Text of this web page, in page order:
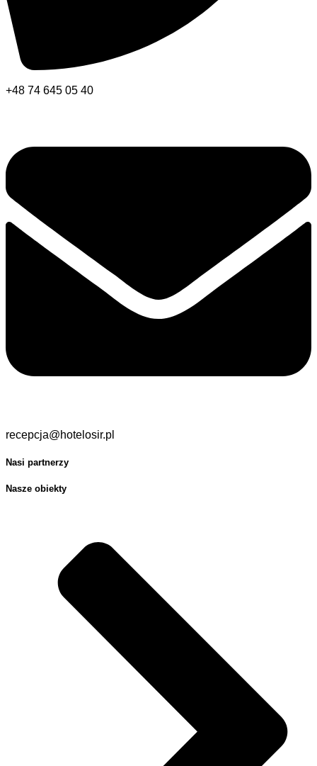
+48 74 645 05 40
recepcja@hotelosir.pl
Nasi partnerzy
Nasze obiekty